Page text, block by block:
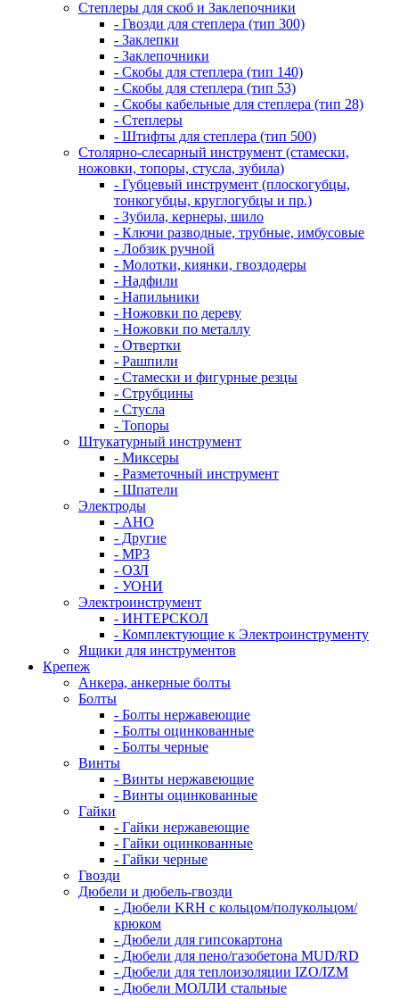
Степлеры для скоб и Заклепочники
- Гвозди для степлера (тип 300)
- Заклепки
- Заклепочники
- Скобы для степлера (тип 140)
- Скобы для степлера (тип 53)
- Скобы кабельные для степлера (тип 28)
- Степлеры
- Штифты для степлера (тип 500)
Столярно-слесарный инструмент (стамески,
ножовки, топоры, стусла, зубила)
- Губцевый инструмент (плоскогубцы,
тонкогубцы, круглогубцы и пр.)
- Зубила, кернеры, шило
- Ключи разводные, трубные, имбусовые
- Лобзик ручной
- Молотки, киянки, гвоздодеры
- Надфили
- Напильники
- Ножовки по дереву
- Ножовки по металлу
- Отвертки
- Рашпили
- Стамески и фигурные резцы
- Струбцины
- Стусла
- Топоры
Штукатурный инструмент
- Миксеры
- Разметочный инструмент
- Шпатели
Электроды
- АНО
- Другие
- МР3
- ОЗЛ
- УОНИ
Электроинструмент
- ИНТЕРСКОЛ
- Комплектующие к Электроинструменту
Ящики для инструментов
Крепеж
Анкера, анкерные болты
Болты
- Болты нержавеющие
- Болты оцинкованные
- Болты черные
Винты
- Винты нержавеющие
- Винты оцинкованные
Гайки
- Гайки нержавеющие
- Гайки оцинкованные
- Гайки черные
Гвозди
Дюбели и дюбель-гвозди
- Дюбели KRH с кольцом/полукольцом/
крюком
- Дюбели для гипсокартона
- Дюбели для пено/газобетона MUD/RD
- Дюбели для теплоизоляции IZO/IZM
- Дюбели МОЛЛИ стальные